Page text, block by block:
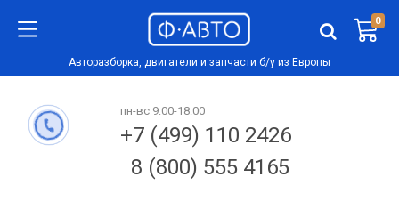
0
Авторазборка, двигатели и запчасти б/у из Европы
пн-вс 9:00-18:00
+7 (499) 110 2426
8 (800) 555 4165